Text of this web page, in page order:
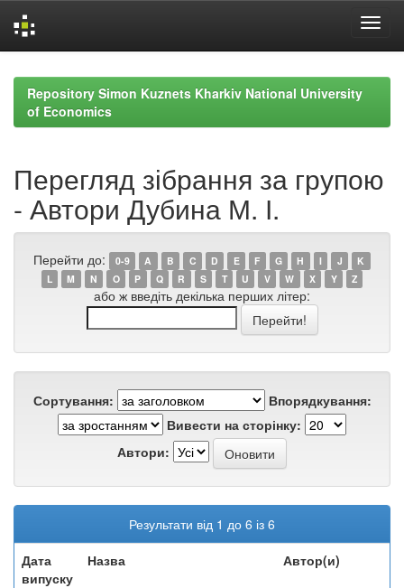
navigationRepository Simon Kuznets Kharkiv National University
of Economics
Перегляд зібрання за групою
- Автори Дубина М. І.
Перейти до: 0-9 A B C D E F G H I J
K
L
M N O P Q R S T U V W X Y Z
або ж введіть декілька перших літер:
Сортування:
Впорядкування:
Вивести на сторінку:
Автори:
Результати від 1 до 6 із 6
Дата
випуску
Назва Автор(и)